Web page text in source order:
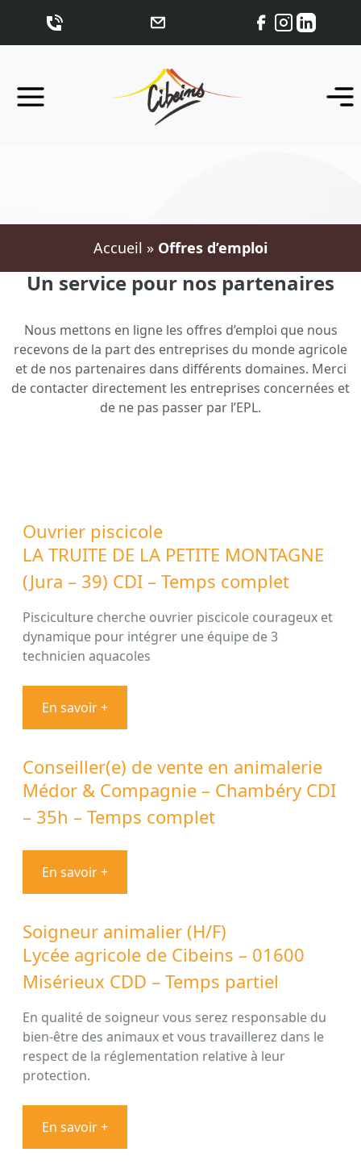
Accueil » Offres d’emploi
Un service pour nos partenaires
Nous mettons en ligne les offres d’emploi que nous
recevons de la part des entreprises du monde agricole
et de nos partenaires dans différents domaines. Merci
de contacter directement les entreprises concernées et
de ne pas passer par l’EPL.
Ouvrier piscicole
LA TRUITE DE LA PETITE MONTAGNE
(Jura – 39) CDI – Temps complet
Pisciculture cherche ouvrier piscicole courageux et
dynamique pour intégrer une équipe de 3
technicien aquacoles
En savoir +
Conseiller(e) de vente en animalerie
Médor & Compagnie – Chambéry CDI
– 35h – Temps complet
En savoir +
Soigneur animalier (H/F)
Lycée agricole de Cibeins – 01600
Misérieux CDD – Temps partiel
En qualité de soigneur vous serez responsable du
bien-être des animaux et vous travaillerez dans le
respect de la réglementation relative à leur
protection.
En savoir +